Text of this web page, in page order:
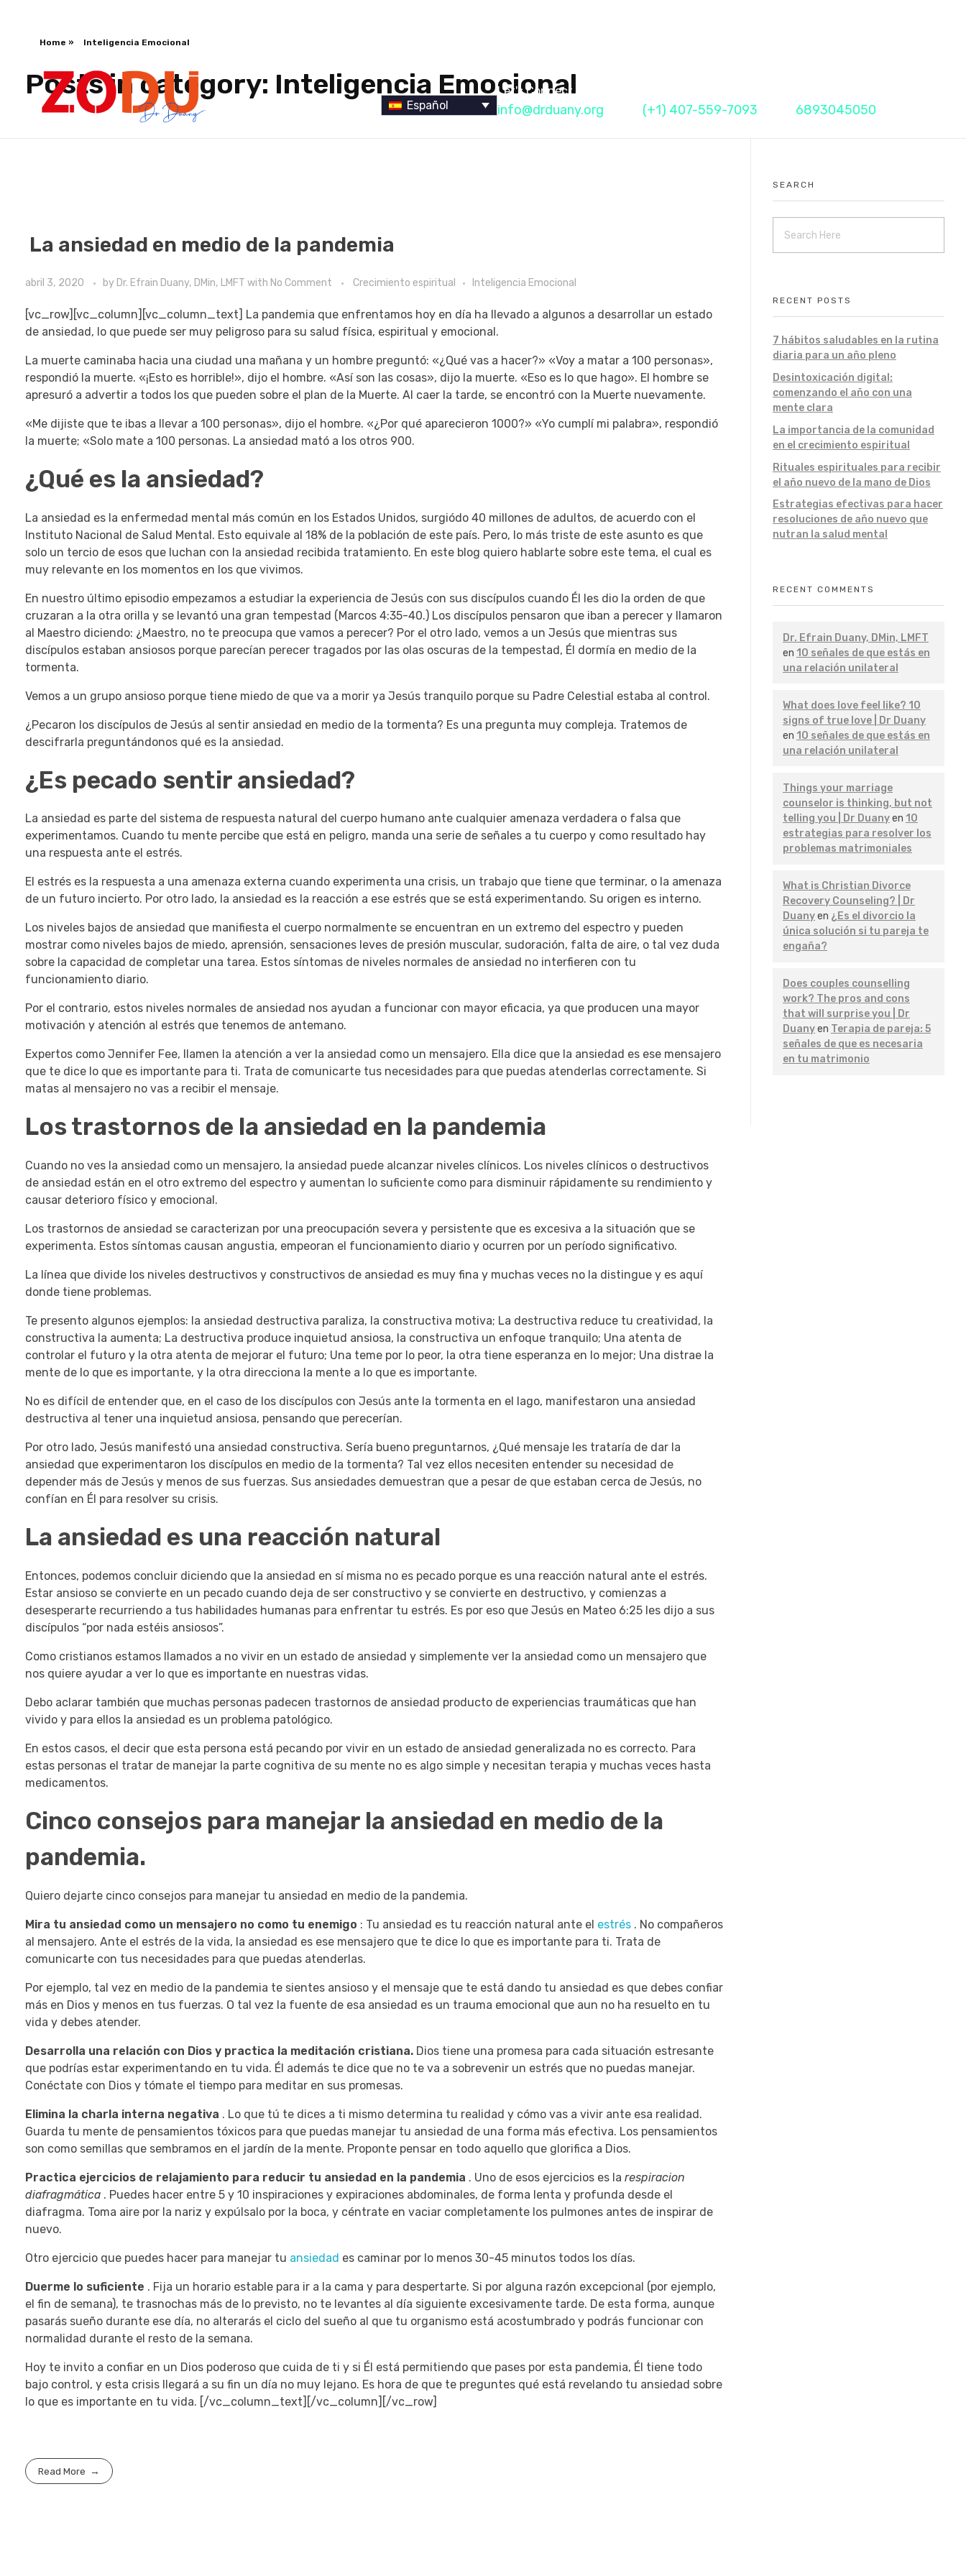
Español
Let's Connect
info@drduany.org (+1) 407-559-7093 6893045050
Home » Inteligencia Emocional
Posts in category: Inteligencia Emocional
La ansiedad en medio de la pandemia
abril 3, 2020 by Dr. Efrain Duany, DMin, LMFT with No Comment Crecimiento espiritual Inteligencia Emocional
[vc_row][vc_column][vc_column_text] La pandemia que enfrentamos hoy en día ha llevado a algunos a desarrollar un estado
de ansiedad, lo que puede ser muy peligroso para su salud física, espiritual y emocional.
La muerte caminaba hacia una ciudad una mañana y un hombre preguntó: «¿Qué vas a hacer?» «Voy a matar a 100 personas»,
respondió la muerte. «¡Esto es horrible!», dijo el hombre. «Así son las cosas», dijo la muerte. «Eso es lo que hago». El hombre se
apresuró a advertir a todos los que pueden sobre el plan de la Muerte. Al caer la tarde, se encontró con la Muerte nuevamente.
«Me dijiste que te ibas a llevar a 100 personas», dijo el hombre. «¿Por qué aparecieron 1000?» «Yo cumplí mi palabra», respondió
la muerte; «Solo mate a 100 personas. La ansiedad mató a los otros 900.
¿Qué es la ansiedad?
La ansiedad es la enfermedad mental más común en los Estados Unidos, surgiódo 40 millones de adultos, de acuerdo con el
Instituto Nacional de Salud Mental. Esto equivale al 18% de la población de este país. Pero, lo más triste de este asunto es que
solo un tercio de esos que luchan con la ansiedad recibida tratamiento. En este blog quiero hablarte sobre este tema, el cual es
muy relevante en los momentos en los que vivimos.
En nuestro último episodio empezamos a estudiar la experiencia de Jesús con sus discípulos cuando Él les dio la orden de que
cruzaran a la otra orilla y se levantó una gran tempestad (Marcos 4:35-40.) Los discípulos pensaron que iban a perecer y llamaron
al Maestro diciendo: ¿Maestro, no te preocupa que vamos a perecer? Por el otro lado, vemos a un Jesús que mientras sus
discípulos estaban ansiosos porque parecían perecer tragados por las olas oscuras de la tempestad, Él dormía en medio de la
tormenta.
Vemos a un grupo ansioso porque tiene miedo de que va a morir ya Jesús tranquilo porque su Padre Celestial estaba al control.
¿Pecaron los discípulos de Jesús al sentir ansiedad en medio de la tormenta? Es una pregunta muy compleja. Tratemos de
descifrarla preguntándonos qué es la ansiedad.
¿Es pecado sentir ansiedad?
La ansiedad es parte del sistema de respuesta natural del cuerpo humano ante cualquier amenaza verdadera o falsa que
experimentamos. Cuando tu mente percibe que está en peligro, manda una serie de señales a tu cuerpo y como resultado hay
una respuesta ante el estrés.
El estrés es la respuesta a una amenaza externa cuando experimenta una crisis, un trabajo que tiene que terminar, o la amenaza
de un futuro incierto. Por otro lado, la ansiedad es la reacción a ese estrés que se está experimentando. Su origen es interno.
Los niveles bajos de ansiedad que manifiesta el cuerpo normalmente se encuentran en un extremo del espectro y pueden
mostrar como niveles bajos de miedo, aprensión, sensaciones leves de presión muscular, sudoración, falta de aire, o tal vez duda
sobre la capacidad de completar una tarea. Estos síntomas de niveles normales de ansiedad no interfieren con tu
funcionamiento diario.
Por el contrario, estos niveles normales de ansiedad nos ayudan a funcionar con mayor eficacia, ya que producen una mayor
motivación y atención al estrés que tenemos de antemano.
Expertos como Jennifer Fee, llamen la atención a ver la ansiedad como un mensajero. Ella dice que la ansiedad es ese mensajero
que te dice lo que es importante para ti. Trata de comunicarte tus necesidades para que puedas atenderlas correctamente. Si
matas al mensajero no vas a recibir el mensaje.
Los trastornos de la ansiedad en la pandemia
Cuando no ves la ansiedad como un mensajero, la ansiedad puede alcanzar niveles clínicos. Los niveles clínicos o destructivos
de ansiedad están en el otro extremo del espectro y aumentan lo suficiente como para disminuir rápidamente su rendimiento y
causar deterioro físico y emocional.
Los trastornos de ansiedad se caracterizan por una preocupación severa y persistente que es excesiva a la situación que se
experimenta. Estos síntomas causan angustia, empeoran el funcionamiento diario y ocurren por un período significativo.
La línea que divide los niveles destructivos y constructivos de ansiedad es muy fina y muchas veces no la distingue y es aquí
donde tiene problemas.
Te presento algunos ejemplos: la ansiedad destructiva paraliza, la constructiva motiva; La destructiva reduce tu creatividad, la
constructiva la aumenta; La destructiva produce inquietud ansiosa, la constructiva un enfoque tranquilo; Una atenta de
controlar el futuro y la otra atenta de mejorar el futuro; Una teme por lo peor, la otra tiene esperanza en lo mejor; Una distrae la
mente de lo que es importante, y la otra direcciona la mente a lo que es importante.
No es difícil de entender que, en el caso de los discípulos con Jesús ante la tormenta en el lago, manifestaron una ansiedad
destructiva al tener una inquietud ansiosa, pensando que perecerían.
Por otro lado, Jesús manifestó una ansiedad constructiva. Sería bueno preguntarnos, ¿Qué mensaje les trataría de dar la
ansiedad que experimentaron los discípulos en medio de la tormenta? Tal vez ellos necesiten entender su necesidad de
depender más de Jesús y menos de sus fuerzas. Sus ansiedades demuestran que a pesar de que estaban cerca de Jesús, no
confían en Él para resolver su crisis.
La ansiedad es una reacción natural
Entonces, podemos concluir diciendo que la ansiedad en sí misma no es pecado porque es una reacción natural ante el estrés.
Estar ansioso se convierte en un pecado cuando deja de ser constructivo y se convierte en destructivo, y comienzas a
desesperarte recurriendo a tus habilidades humanas para enfrentar tu estrés. Es por eso que Jesús en Mateo 6:25 les dijo a sus
discípulos “por nada estéis ansiosos”.
Como cristianos estamos llamados a no vivir en un estado de ansiedad y simplemente ver la ansiedad como un mensajero que
nos quiere ayudar a ver lo que es importante en nuestras vidas.
Debo aclarar también que muchas personas padecen trastornos de ansiedad producto de experiencias traumáticas que han
vivido y para ellos la ansiedad es un problema patológico.
En estos casos, el decir que esta persona está pecando por vivir en un estado de ansiedad generalizada no es correcto. Para
estas personas el tratar de manejar la parte cognitiva de su mente no es algo simple y necesitan terapia y muchas veces hasta
medicamentos.
Cinco consejos para manejar la ansiedad en medio de la
pandemia.
Quiero dejarte cinco consejos para manejar tu ansiedad en medio de la pandemia.
Mira tu ansiedad como un mensajero no como tu enemigo : Tu ansiedad es tu reacción natural ante el estrés . No compañeros
al mensajero. Ante el estrés de la vida, la ansiedad es ese mensajero que te dice lo que es importante para ti. Trata de
comunicarte con tus necesidades para que puedas atenderlas.
Por ejemplo, tal vez en medio de la pandemia te sientes ansioso y el mensaje que te está dando tu ansiedad es que debes confiar
más en Dios y menos en tus fuerzas. O tal vez la fuente de esa ansiedad es un trauma emocional que aun no ha resuelto en tu
vida y debes atender.
Desarrolla una relación con Dios y practica la meditación cristiana. Dios tiene una promesa para cada situación estresante
que podrías estar experimentando en tu vida. Él además te dice que no te va a sobrevenir un estrés que no puedas manejar.
Conéctate con Dios y tómate el tiempo para meditar en sus promesas.
Elimina la charla interna negativa . Lo que tú te dices a ti mismo determina tu realidad y cómo vas a vivir ante esa realidad.
Guarda tu mente de pensamientos tóxicos para que puedas manejar tu ansiedad de una forma más efectiva. Los pensamientos
son como semillas que sembramos en el jardín de la mente. Proponte pensar en todo aquello que glorifica a Dios.
Practica ejercicios de relajamiento para reducir tu ansiedad en la pandemia . Uno de esos ejercicios es la respiracion
diafragmática . Puedes hacer entre 5 y 10 inspiraciones y expiraciones abdominales, de forma lenta y profunda desde el
diafragma. Toma aire por la nariz y expúlsalo por la boca, y céntrate en vaciar completamente los pulmones antes de inspirar de
nuevo.
Otro ejercicio que puedes hacer para manejar tu ansiedad es caminar por lo menos 30-45 minutos todos los días.
Duerme lo suficiente . Fija un horario estable para ir a la cama y para despertarte. Si por alguna razón excepcional (por ejemplo,
el fin de semana), te trasnochas más de lo previsto, no te levantes al día siguiente excesivamente tarde. De esta forma, aunque
pasarás sueño durante ese día, no alterarás el ciclo del sueño al que tu organismo está acostumbrado y podrás funcionar con
normalidad durante el resto de la semana.
Hoy te invito a confiar en un Dios poderoso que cuida de ti y si Él está permitiendo que pases por esta pandemia, Él tiene todo
bajo control, y esta crisis llegará a su fin un día no muy lejano. Es hora de que te preguntes qué está revelando tu ansiedad sobre
lo que es importante en tu vida. [/vc_column_text][/vc_column][/vc_row]
Read More
SEARCH
RECENT POSTS
7 hábitos saludables en la rutina
diaria para un año pleno
Desintoxicación digital:
comenzando el año con una
mente clara
La importancia de la comunidad
en el crecimiento espiritual
Rituales espirituales para recibir
el año nuevo de la mano de Dios
Estrategias efectivas para hacer
resoluciones de año nuevo que
nutran la salud mental
RECENT COMMENTS
Dr. Efrain Duany, DMin, LMFT
en 10 señales de que estás en
una relación unilateral
What does love feel like? 10
signs of true love | Dr Duany
en 10 señales de que estás en
una relación unilateral
Things your marriage
counselor is thinking, but not
telling you | Dr Duanyen 10
estrategias para resolver los
problemas matrimoniales
What is Christian Divorce
Recovery Counseling? | Dr
Duanyen ¿Es el divorcio la
única solución si tu pareja te
engaña?
Does couples counselling
work? The pros and cons
that will surprise you | Dr
Duanyen Terapia de pareja: 5
señales de que es necesaria
en tu matrimonio